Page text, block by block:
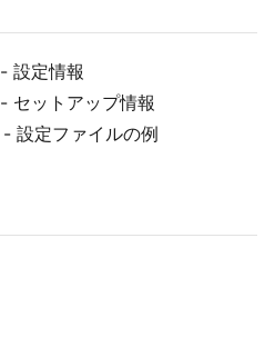
- 設定情報
- セットアップ情報
- 設定ファイルの例